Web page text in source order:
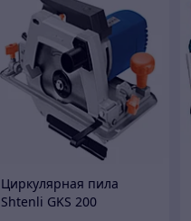
Циркулярная пила
Shtenli GKS 200